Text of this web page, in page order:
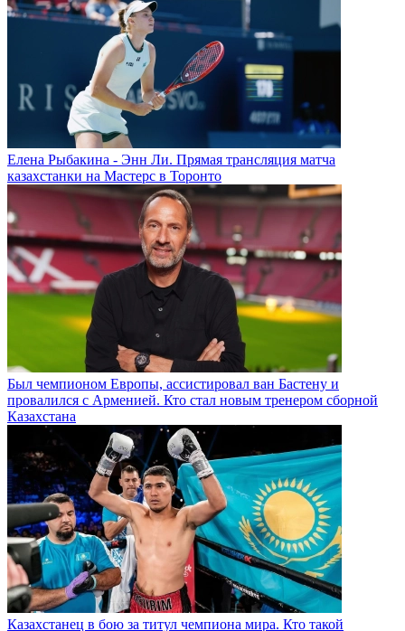
Елена Рыбакина - Энн Ли. Прямая трансляция матча
казахстанки на Мастерс в Торонто
Был чемпионом Европы, ассистировал ван Бастену и
провалился с Арменией. Кто стал новым тренером сборной
Казахстана
Казахстанец в бою за титул чемпиона мира. Кто такой